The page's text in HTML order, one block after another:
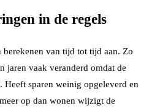
in de regels
van tijd tot tijd aan. Zo
jaren vaak veranderd omdat de
Heeft sparen weinig opgeleverd en
op dan wonen wijzigt de